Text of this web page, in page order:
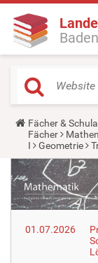
Y
o
u
a
r
e
h
e
r
:
Fächer &
Fächer
I
Geometrie
01.07.2026